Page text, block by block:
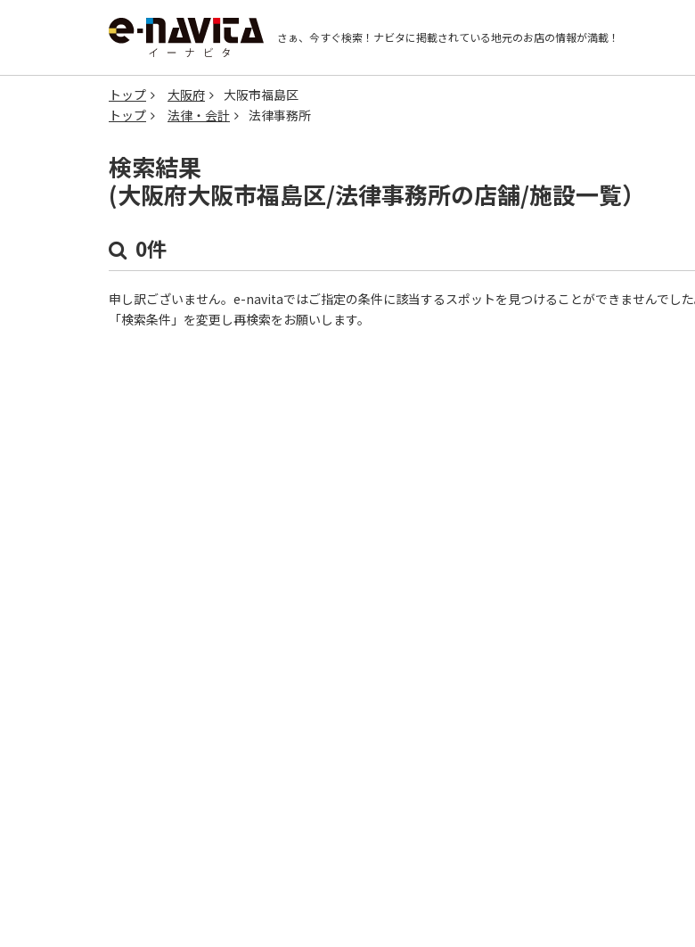
さぁ、今すぐ検索！ ナビタに掲載されている地元のお店の情報が満載！
トップ 大阪府
大阪市福島区
トップ
法律・会計 法律事務所
検索結果
(大阪府大阪市福島区/法律事務所の店舗/施設一覧）
0件
申し訳ございません。e-navitaではご指定の条件に該当するスポットを見つけることができませんでし
「検索条件」を変更し再検索をお願いします。